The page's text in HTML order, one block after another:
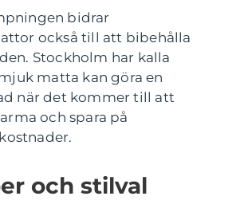
bidrar
också till att bibehålla
Stockholm har kalla
matta kan göra en
när det kommer till att
och spara på
och stilval